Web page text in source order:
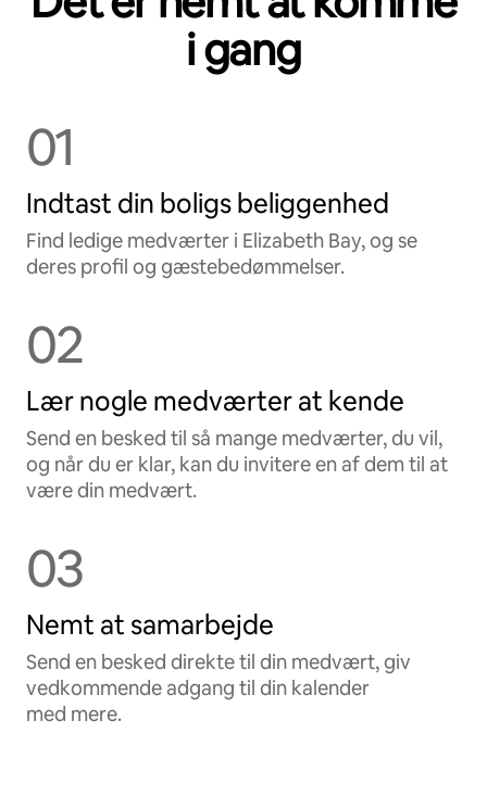
i gang
01
Indtast din boligs beliggenhed
Find ledige medværter i Elizabeth Bay, og se
deres profil og gæstebedømmelser.
02
Lær nogle medværter at kende
Send en besked til så mange medværter, du vil,
og når du er klar, kan du invitere en af dem til at
være din medvært.
03
Nemt at samarbejde
Send en besked direkte til din medvært, giv
vedkommende adgang til din kalender
med mere.